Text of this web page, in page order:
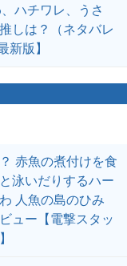
ハチワレ、うさ
しは？（ネタバレ
新版】
赤魚の煮付けを食
泳いだりするハー
人魚の島のひみ
ュー【電撃スタッ